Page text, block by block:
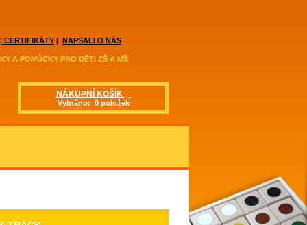
A POMŮCKY PRO DĚTI ZŠ A MŠ
CERTIFIKÁTY | NAPSALI O NÁS
NÁKUPNÍ KOŠÍK
Vybráno: 0 položek